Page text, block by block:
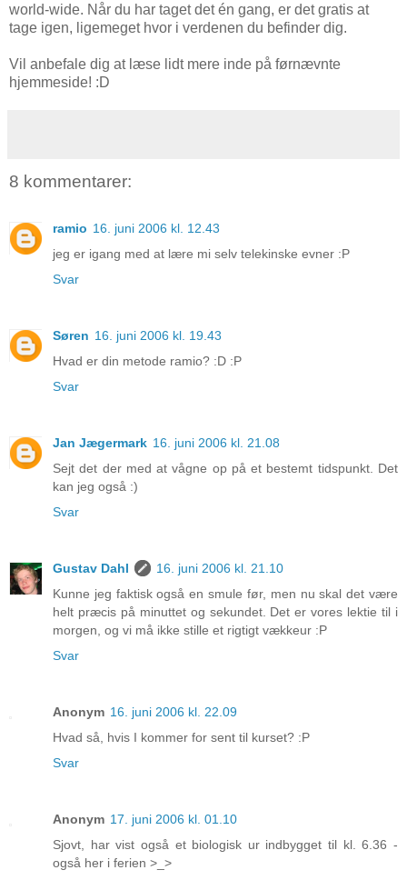
world-wide. Når du har taget det én gang, er det gratis at
tage igen, ligemeget hvor i verdenen du befinder dig.
Vil anbefale dig at læse lidt mere inde på førnævnte
hjemmeside! :D
8 kommentarer:
ramio 16. juni 2006 kl. 12.43
jeg er igang med at lære mi selv telekinske evner :P
Svar
Søren 16. juni 2006 kl. 19.43
Hvad er din metode ramio? :D :P
Svar
Jan Jægermark 16. juni 2006 kl. 21.08
Sejt det der med at vågne op på et bestemt tidspunkt. Det
kan jeg også :)
Svar
Gustav Dahl
16. juni 2006 kl. 21.10
Kunne jeg faktisk også en smule før, men nu skal det være
helt præcis på minuttet og sekundet. Det er vores lektie til i
morgen, og vi må ikke stille et rigtigt vækkeur :P
Svar
Anonym 16. juni 2006 kl. 22.09
Hvad så, hvis I kommer for sent til kurset? :P
Svar
Anonym 17. juni 2006 kl. 01.10
Sjovt, har vist også et biologisk ur indbygget til kl. 6.36 -
også her i ferien >_>